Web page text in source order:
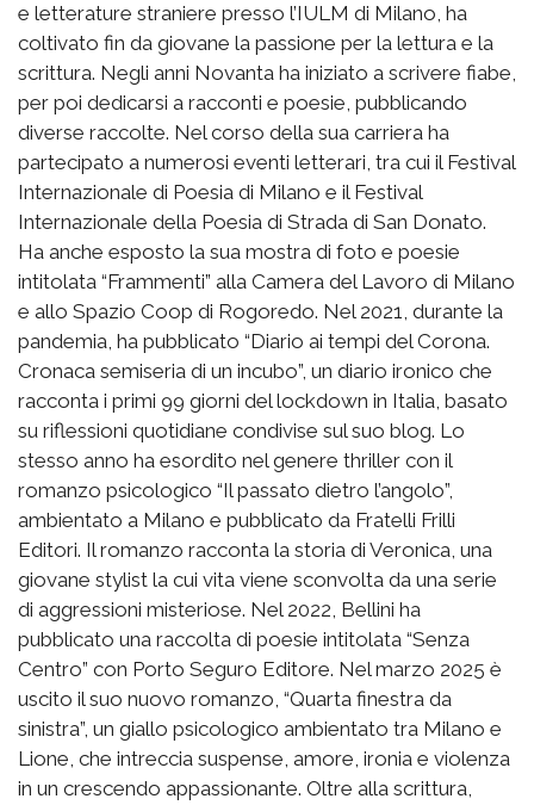
e letterature straniere presso l’IULM di Milano, ha
coltivato fin da giovane la passione per la lettura e la
scrittura. Negli anni Novanta ha iniziato a scrivere fiabe,
per poi dedicarsi a racconti e poesie, pubblicando
diverse raccolte. Nel corso della sua carriera ha
partecipato a numerosi eventi letterari, tra cui il Festival
Internazionale di Poesia di Milano e il Festival
Internazionale della Poesia di Strada di San Donato.
Ha anche esposto la sua mostra di foto e poesie
intitolata “Frammenti” alla Camera del Lavoro di Milano
e allo Spazio Coop di Rogoredo. Nel 2021, durante la
pandemia, ha pubblicato “Diario ai tempi del Corona.
Cronaca semiseria di un incubo”, un diario ironico che
racconta i primi 99 giorni del lockdown in Italia, basato
su riflessioni quotidiane condivise sul suo blog. Lo
stesso anno ha esordito nel genere thriller con il
romanzo psicologico “Il passato dietro l’angolo”,
ambientato a Milano e pubblicato da Fratelli Frilli
Editori. Il romanzo racconta la storia di Veronica, una
giovane stylist la cui vita viene sconvolta da una serie
di aggressioni misteriose. Nel 2022, Bellini ha
pubblicato una raccolta di poesie intitolata “Senza
Centro” con Porto Seguro Editore. Nel marzo 2025 è
uscito il suo nuovo romanzo, “Quarta finestra da
sinistra”, un giallo psicologico ambientato tra Milano e
Lione, che intreccia suspense, amore, ironia e violenza
in un crescendo appassionante. Oltre alla scrittura,